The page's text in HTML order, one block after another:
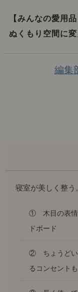
【みんなの愛用
ぬくもり空間に
編集
寝室が美しく整う
① 木目の表情
ドボード
② ちょうどい
るコンセントも